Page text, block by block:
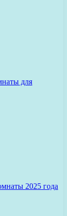
для
2025 года